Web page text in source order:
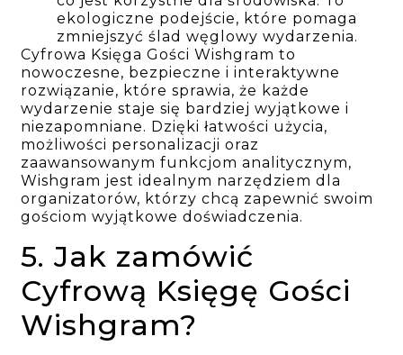
ekologiczne podejście, które pomaga
zmniejszyć ślad węglowy wydarzenia.
Cyfrowa Księga Gości Wishgram to
nowoczesne, bezpieczne i interaktywne
rozwiązanie, które sprawia, że każde
wydarzenie staje się bardziej wyjątkowe i
niezapomniane. Dzięki łatwości użycia,
możliwości personalizacji oraz
zaawansowanym funkcjom analitycznym,
Wishgram jest idealnym narzędziem dla
organizatorów, którzy chcą zapewnić swoim
gościom wyjątkowe doświadczenia.
5. Jak zamówić
Cyfrową Księgę Gości
Wishgram?